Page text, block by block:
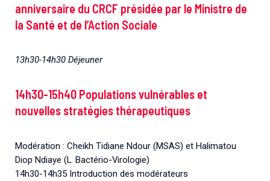
anniversaire du CRCF présidée par le Ministre de
la Santé et de l’Action Sociale
13h30-14h30 Déjeuner
14h30-15h40 Populations vulnérables et
nouvelles stratégies thérapeutiques
Modération : Cheikh Tidiane Ndour (MSAS) et Halimatou
Diop Ndiaye (L. Bactério-Virologie)
14h30-14h35 Introduction des modérateurs